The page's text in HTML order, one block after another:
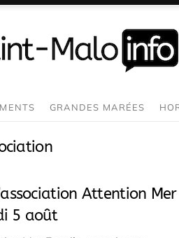
GRANDES MARÉES
Attention Mer
5 août